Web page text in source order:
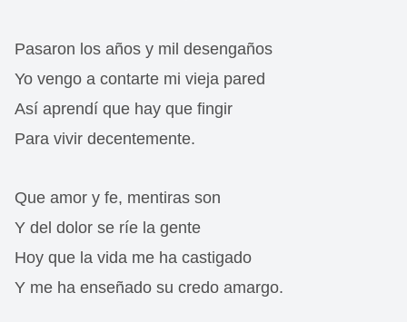
Pasaron los años y mil desengaños
Yo vengo a contarte mi vieja pared
Así aprendí que hay que fingir
Para vivir decentemente.
Que amor y fe, mentiras son
Y del dolor se ríe la gente
Hoy que la vida me ha castigado
Y me ha enseñado su credo amargo.